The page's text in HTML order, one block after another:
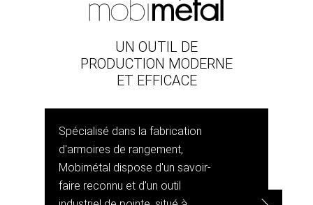
UN OUTIL DE
PRODUCTION MODERNE
ET EFFICACE
Spécialisé dans la fabrication
d'armoires de rangement,
Mobimétal dispose d'un savoir-
faire reconnu et d'un outil